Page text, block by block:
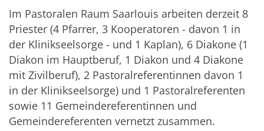
Im Pastoralen Raum Saarlouis arbeiten derzeit 8
Priester (4 Pfarrer, 3 Kooperatoren - davon 1 in
der Klinikseelsorge - und 1 Kaplan), 6 Diakone (1
Diakon im Hauptberuf, 1 Diakon und 4 Diakone
mit Zivilberuf), 2 Pastoralreferentinnen davon 1
in der Klinikseelsorge) und 1 Pastoralreferenten
sowie 11 Gemeindereferentinnen und
Gemeindereferenten vernetzt zusammen.